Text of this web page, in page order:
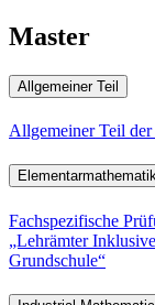
Master
Allgemeiner Teil
Allgemeiner Teil
Fachspezifische
„Lehrämter
Grundschule“